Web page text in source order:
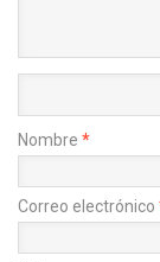
Nombre *
Correo electrónico